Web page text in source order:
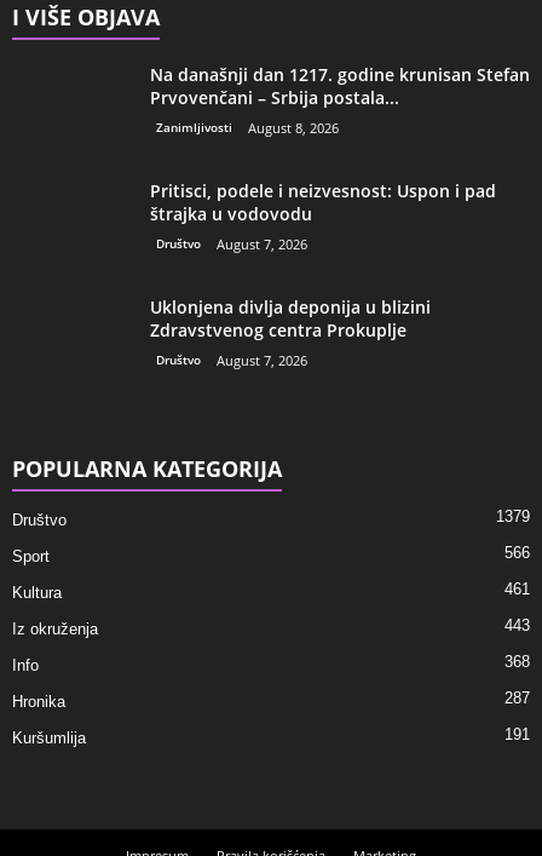
I VIŠE OBJAVA
Na današnji dan 1217. godine krunisan Stefan
Prvovenčani – Srbija postala...
Zanimljivosti August 8, 2026
Pritisci, podele i neizvesnost: Uspon i pad
štrajka u vodovodu
Društvo August 7, 2026
Uklonjena divlja deponija u blizini
Zdravstvenog centra Prokuplje
Društvo August 7, 2026
POPULARNA KATEGORIJA
Društvo 1379
Sport 566
Kultura 461
Iz okruženja 443
Info 368
Hronika 287
Kuršumlija 191